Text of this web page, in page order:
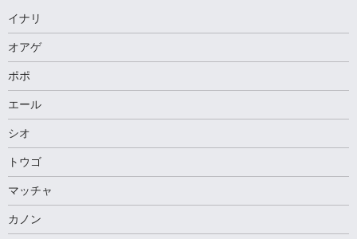
イナリ
オアゲ
ポポ
エール
シオ
トウゴ
マッチャ
カノン